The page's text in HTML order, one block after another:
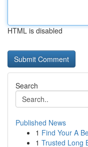
HTML is disabled
Search
Published News
1 Find Your A
1 Trusted Long